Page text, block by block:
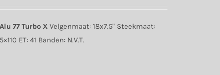
Alu 77 Turbo X Velgenmaat: 18x7.5" Steekmaat:
5×110 ET: 41 Banden: N.V.T.